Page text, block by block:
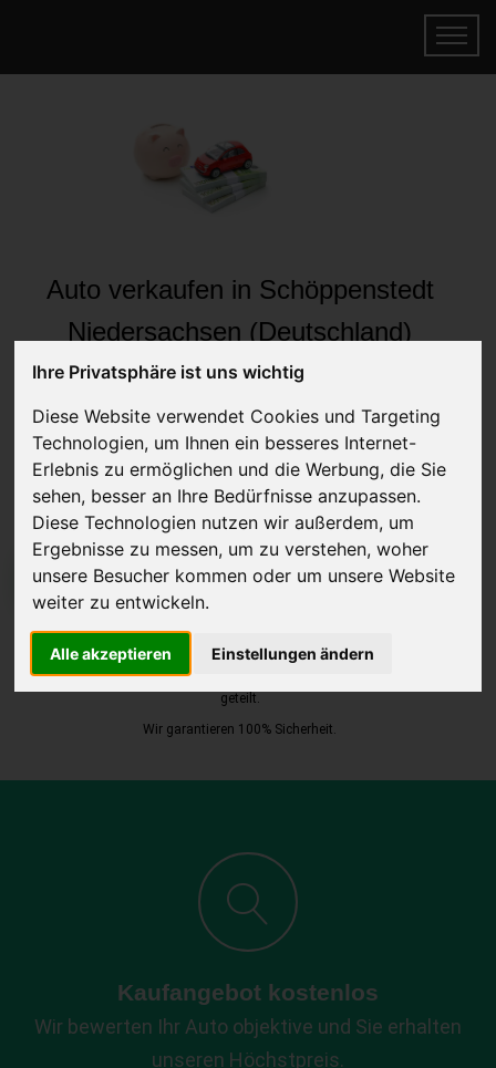
Ihre Privatsphäre ist uns wichtig
Diese Website verwendet Cookies und Targeting
Technologien, um Ihnen ein besseres Internet-
Erlebnis zu ermöglichen und die Werbung, die Sie
sehen, besser an Ihre Bedürfnisse anzupassen.
Diese Technologien nutzen wir außerdem, um
Ergebnisse zu messen, um zu verstehen, woher
unsere Besucher kommen oder um unsere Website
weiter zu entwickeln.
Alle akzeptieren Einstellungen ändern
Auto verkaufen in Schöppenstedt
Niedersachsen (Deutschland)
Online Auto verkaufen & gratis abholen
Auf Wunsch sofort Geld für Ihr Auto erhalten
JETZT KOSTENLOSE BEWERTUNG
Kostenloses Angebotfür den Ankauf Ihres Autos inklusive der
Abholung, auf Wunsch sofort Geld. Ihre Daten werden nicht mit Dritten
geteilt.
Wir garantieren 100% Sicherheit.
Kaufangebot kostenlos
Wir bewerten Ihr Auto objektive und Sie erhalten
unseren Höchstpreis.